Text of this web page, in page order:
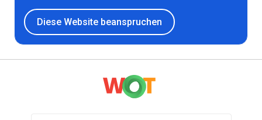
Diese Website beanspruchen